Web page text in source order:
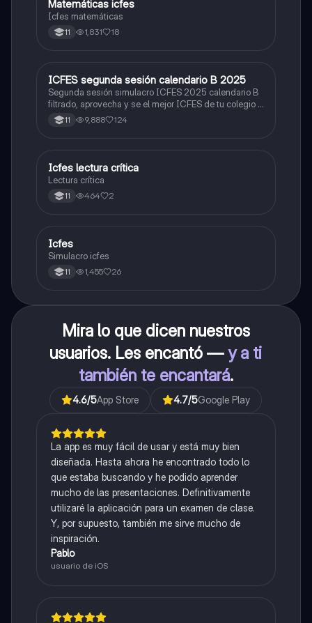
ICFES: Matemáticas
Matemáticas icfes
Icfes matemáticas
11 1,831 18
ICFES: Lectura Crítica
ICFES segunda sesión calendario B 2025
Segunda sesión simulacro ICFES 2025 calendario B
filtrado, aprovecha y se el mejor ICFES de tu colegio y
poder ingresar a universidad, y estudiar aquella
carrera con la que tanto sueñas.
11 9,888 124
Lengua Castellana
Icfes lectura crítica
Lectura crítica
11 464 2
ICFES: Sociales y Ciudadanas
Icfes
Simulacro icfes
11 1,455 26
Mira lo que dicen nuestros
usuarios. Les encantó —y a ti
también te encantará.
4.6/5App Store 4.7/5Google Play
La app es muy fácil de usar y está muy bien
diseñada. Hasta ahora he encontrado todo lo
que estaba buscando y he podido aprender
mucho de las presentaciones. Definitivamente
utilizaré la aplicación para un examen de clase.
Y, por supuesto, también me sirve mucho de
inspiración.
Pablo
usuario de iOS